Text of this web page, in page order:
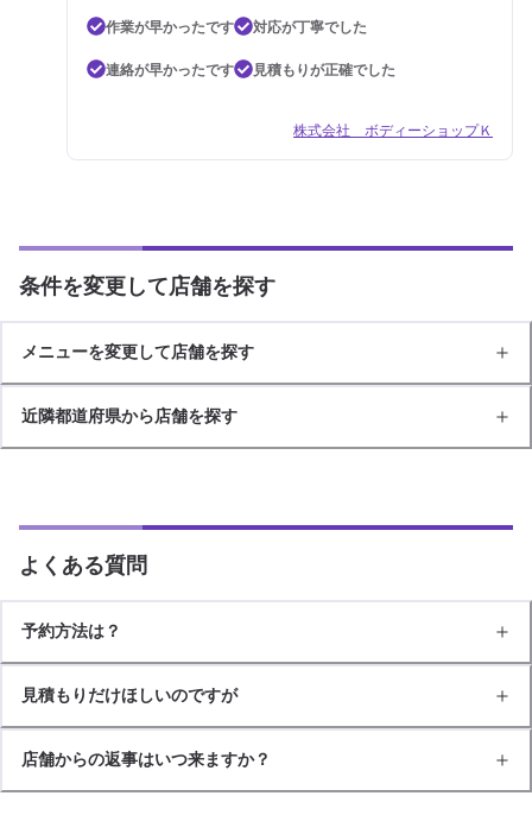
作業が早かったです
対応が丁寧でした
連絡が早かったです
見積もりが正確でした
株式会社 ボディーショップＫ
条件を変更して店舗を探す
メニューを変更して店舗を探す
近隣都道府県から店舗を探す
よくある質問
予約方法は？
見積もりだけほしいのですが
店舗からの返事はいつ来ますか？